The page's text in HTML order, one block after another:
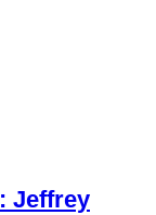
Jeffrey